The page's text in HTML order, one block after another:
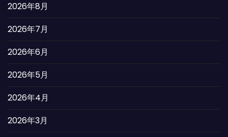
2026年8月
2026年7月
2026年6月
2026年5月
2026年4月
2026年3月